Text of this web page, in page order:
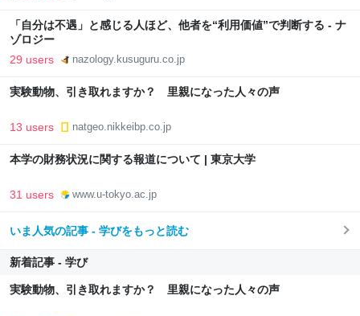
「自分は不遇」と感じる人ほど、他者を“利用価値”で判断する - ナ
ゾロジー
29 users nazology.kusuguru.co.jp
実験動物、引き取れますか？ 里親になった人々の声
13 users natgeo.nikkeibp.co.jp
本学の財務状況に関する報道について | 東京大学
31 users www.u-tokyo.ac.jp
いま人気の記事 - 学びをもっと読む
新着記事 - 学び
実験動物、引き取れますか？ 里親になった人々の声